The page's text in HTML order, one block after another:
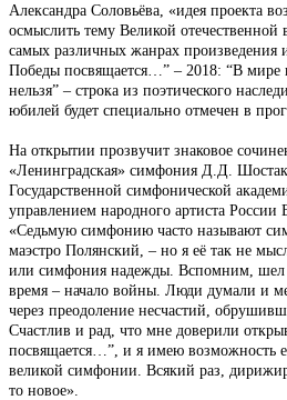
Александра Соловьёва, «идея проекта
осмыслить тему Великой
самых различных жанрах произведения
Победы посвящается…” – 2018: “В мире
нельзя” – строка из поэтического
юбилей будет специально отмечен в
На открытии прозвучит знаковое
«Ленинградская» симфония Д.Д.
Государственной симфонической
управлением народного артиста России
«Седьмую симфонию часто называют
маэстро Полянский, – но я её так не
или симфония надежды. Вспомним, шел
время – начало войны. Люди думали и
через преодоление несчастий,
Счастлив и рад, что мне доверили
посвящается…”, и я имею возможность
великой симфонии. Всякий раз,
то новое».